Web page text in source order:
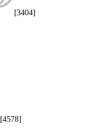
[3404]
[4578]